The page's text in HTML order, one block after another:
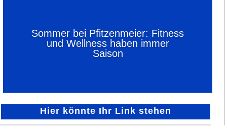
Sommer bei Pfitzenmeier: Fitness
und Wellness haben immer
Saison
Hier könnte Ihr Link stehen